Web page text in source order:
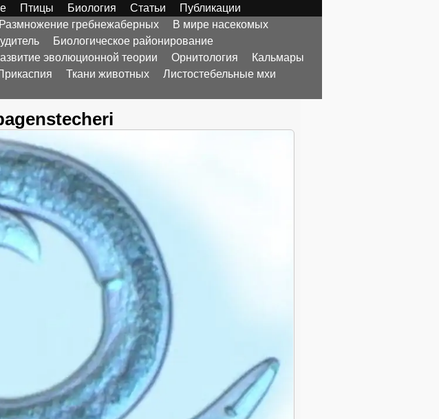
Птицы Биология Статьи
Публикации
Размножение гребнежаберных
В мире насекомых
Биологическое районирование
эволюционной теории Орнитология
Кальмары
Ткани животных
Листостебельные мхи